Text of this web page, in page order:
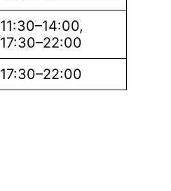
11:30–14:00,
17:30–22:00
17:30–22:00